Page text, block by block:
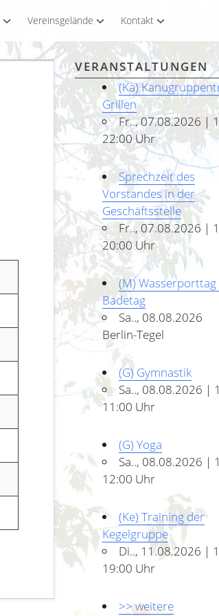
Vereinsgelände Kontakt
VERANSTALTUNGEN
(Ka)
Grillen
Fr.., 07.08.2026 |
22:00 Uhr
Sprechzeit des
Vorstandes in der
Geschäftsstelle
Fr.., 07.08.2026 |
20:00 Uhr
(M) Wasserporttag
Badetag
Sa.., 08.08.2026
Berlin-Tegel
(G) Gymnastik
Sa.., 08.08.2026 |
11:00 Uhr
(G) Yoga
Sa.., 08.08.2026 |
12:00 Uhr
(Ke) Training der
Kegelgruppe
Di.., 11.08.2026 |
19:00 Uhr
>> weitere